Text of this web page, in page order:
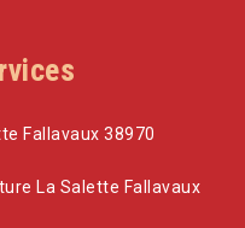
Fallavaux 38970
La Salette Fallavaux